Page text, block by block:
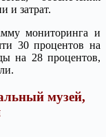
и затрат.
мониторинга и
30 процентов на
на 28 процентов,
музей,